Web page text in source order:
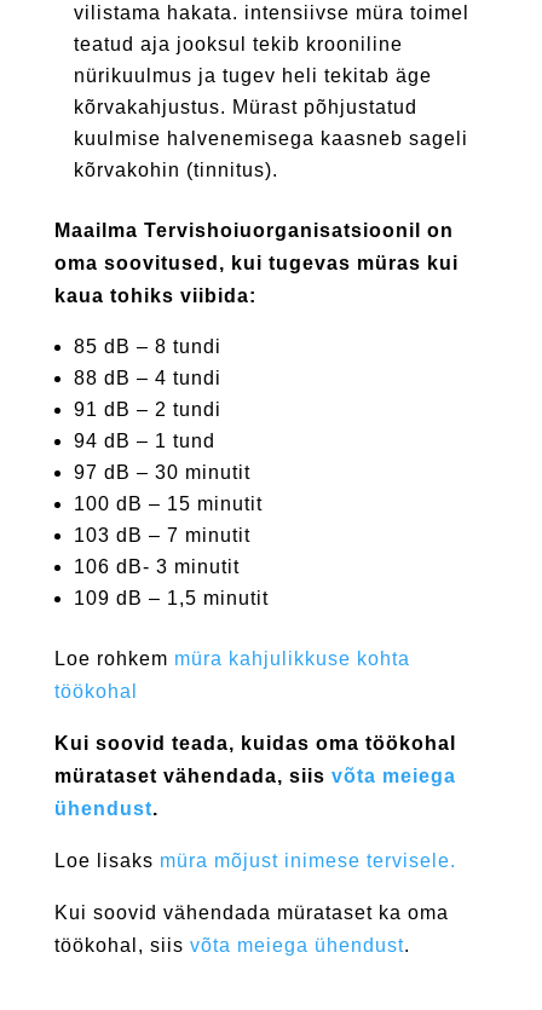
vilistama hakata. intensiivse müra toimel
teatud aja jooksul tekib krooniline
nürikuulmus ja tugev heli tekitab äge
kõrvakahjustus. Mürast põhjustatud
kuulmise halvenemisega kaasneb sageli
kõrvakohin (tinnitus).
Maailma Tervishoiuorganisatsioonil on
oma soovitused, kui tugevas müras kui
kaua tohiks viibida:
85 dB – 8 tundi
88 dB – 4 tundi
91 dB – 2 tundi
94 dB – 1 tund
97 dB – 30 minutit
100 dB – 15 minutit
103 dB – 7 minutit
106 dB- 3 minutit
109 dB – 1,5 minutit
Loe rohkem müra kahjulikkuse kohta
töökohal
Kui soovid teada, kuidas oma töökohal
mürataset vähendada, siis võta meiega
ühendust.
Loe lisaks müra mõjust inimese tervisele.
Kui soovid vähendada mürataset ka oma
töökohal, siis võta meiega ühendust.